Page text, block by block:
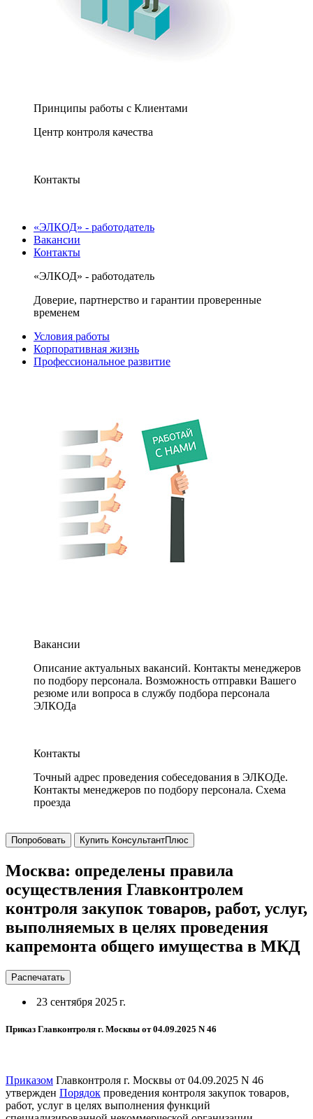
Принципы работы с Клиентами
Центр контроля качества
Контакты
«ЭЛКОД» - работодатель
Вакансии
Контакты
«ЭЛКОД» - работодатель
Доверие, партнерство и гарантии проверенные
временем
Условия работы
Корпоративная жизнь
Профессиональное развитие
Вакансии
Описание актуальных вакансий. Контакты менеджеров
по подбору персонала. Возможность отправки Вашего
резюме или вопроса в службу подбора персонала
ЭЛКОДа
Контакты
Точный адрес проведения собеседования в ЭЛКОДе.
Контакты менеджеров по подбору персонала. Схема
проезда
Попробовать Купить КонсультантПлюс
Москва: определены правила
осуществления Главконтролем
контроля закупок товаров, работ, услуг,
выполняемых в целях проведения
капремонта общего имущества в МКД
Распечатать
23 сентября 2025 г.
Приказ Главконтроля г. Москвы от 04.09.2025 N 46
Приказом Главконтроля г. Москвы от 04.09.2025 N 46
утвержден Порядок проведения контроля закупок товаров,
работ, услуг в целях выполнения функций